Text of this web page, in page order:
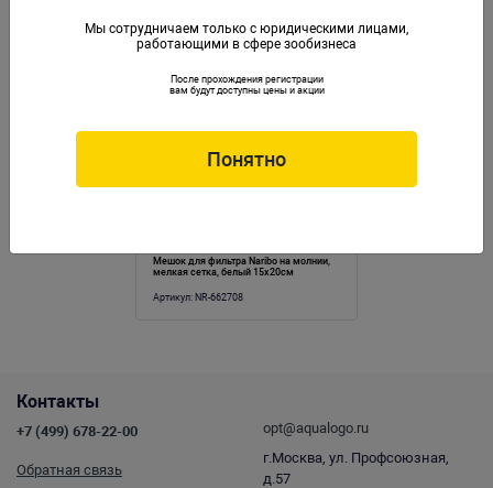
Мешок для фильтра Naribo на молнии,
мелкая сетка, белый 15х20см
Артикул: NR-662708
Контакты
+7 (499) 678-22-00
Обратная связь
opt@aqualogo.ru
г.Москва, ул. Профсоюзная,
д.57
Мы сотрудничаем только с юридическими лицами,
работающими в сфере зообизнеса
После прохождения регистрации
вам будут доступны цены и акции
Понятно